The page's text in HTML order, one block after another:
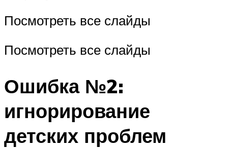
Посмотреть все слайды
Посмотреть все слайды
Ошибка №2:
игнорирование
детских проблем